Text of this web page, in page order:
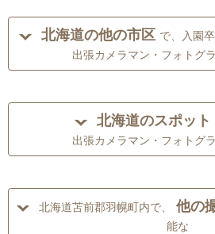
北海道の他の市区 で、入園
出張カメラマン・フォトグ
北海道のスポット
出張カメラマン・フォトグ
北海道苫前郡羽幌町内で、 他の
能な